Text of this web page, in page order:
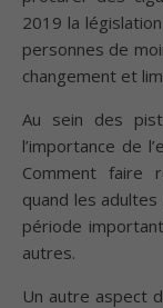
2019 la
personnes de
changement et
Au sein des
l’importance de
Comment faire
quand les
période
autres.
Un autre aspect